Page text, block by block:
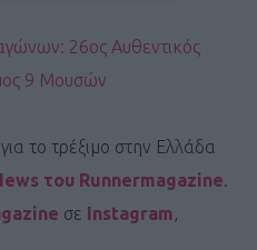
26ος Αυθεντικός
9 Μουσών
το τρέξιμο στην Ελλάδα
του Runnermagazine.
σε Instagram,